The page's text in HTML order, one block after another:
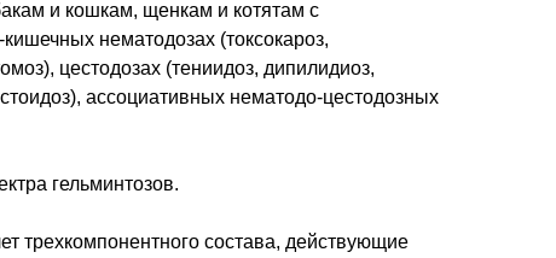
и кошкам, щенкам и котятам с
нематодозах (токсокароз,
цестодозах (тениидоз, дипилидиоз,
ассоциативных нематодо-цестодозных
гельминтозов.
трехкомпонентного состава, действующие